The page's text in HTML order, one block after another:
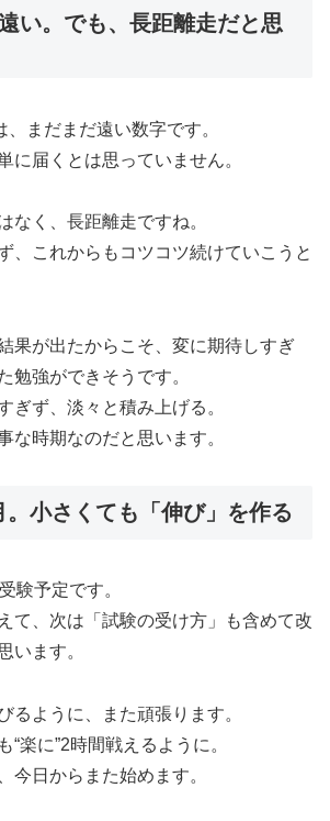
い。でも、長距離走だと思
、まだまだ遠い数字です。
に届くとは思っていません。
なく、長距離走ですね。
、これからもコツコツ続けていこうと
果が出たからこそ、変に期待しすぎ
勉強ができそうです。
ぎず、淡々と積み上げる。
な時期なのだと思います。
。小さくても「伸び」を作る
験予定です。
て、次は「試験の受け方」も含めて改
います。
るように、また頑張ります。
“楽に”2時間戦えるように。
今日からまた始めます。